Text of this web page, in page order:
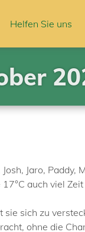
Helfen Sie uns
Jaro,
auch viel
sich zu
ohne die